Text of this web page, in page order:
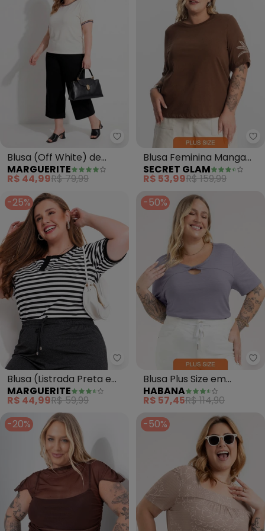
Marguerite - Blusa (Off White)
Blusa (Off White) de
Algodão
MARGUERITE
R$ 44,99R$ 79,99
Blusa Feminina Manga
Curta (Marrom)
SECRET GLAM
R$ 53,99R$ 159,99
-25%
Marguerite - Blusa (Listrada
Blusa (Listrada Preta e
Branca) em Malha
MARGUERITE
R$ 44,99R$ 59,99
-50%
Blusa Plus Size em
Viscose (Roxo)
HABANA
R$ 57,45R$ 114,90
-20%
-50%